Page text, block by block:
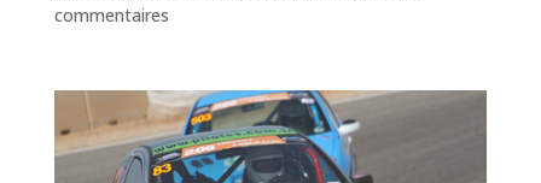
commentaires